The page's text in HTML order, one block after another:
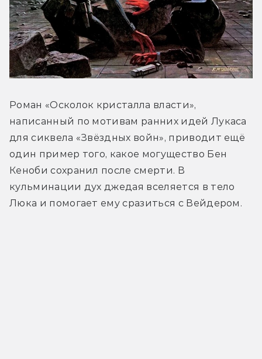
Роман «Осколок кристалла власти»,
написанный по мотивам ранних идей Лукаса
для сиквела «Звёздных войн», приводит ещё
один пример того, какое могущество Бен
Кеноби сохранил после смерти. В
кульминации дух джедая вселяется в тело
Люка и помогает ему сразиться с Вейдером.